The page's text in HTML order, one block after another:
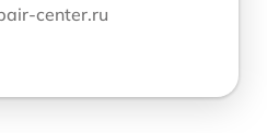
center.ru